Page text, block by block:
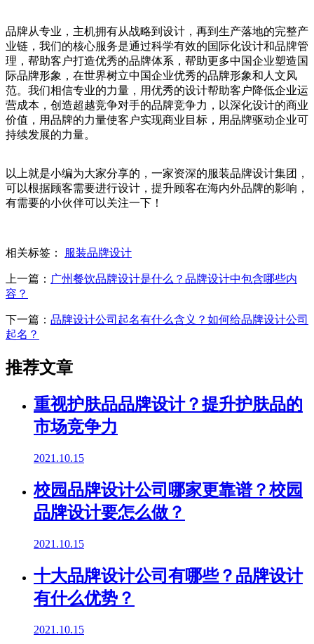
品牌从专业，主机拥有从战略到设计，再到生产落地的完整产
业链，我们的核心服务是通过科学有效的国际化设计和品牌管
理，帮助客户打造优秀的品牌体系，帮助更多中国企业塑造国
际品牌形象，在世界树立中国企业优秀的品牌形象和人文风
范。我们相信专业的力量，用优秀的设计帮助客户降低企业运
营成本，创造超越竞争对手的品牌竞争力，以深化设计的商业
价值，用品牌的力量使客户实现商业目标，用品牌驱动企业可
持续发展的力量。
以上就是小编为大家分享的，一家资深的服装品牌设计集团，
可以根据顾客需要进行设计，提升顾客在海内外品牌的影响，
有需要的小伙伴可以关注一下！
相关标签： 服装品牌设计
上一篇： 广州餐饮品牌设计是什么？品牌设计中包含哪些内
容？
下一篇： 品牌设计公司起名有什么含义？如何给品牌设计公司
起名？
推荐文章
重视护肤品品牌设计？提升护肤品的
市场竞争力
2021.10.15
校园品牌设计公司哪家更靠谱？校园
品牌设计要怎么做？
2021.10.15
十大品牌设计公司有哪些？品牌设计
有什么优势？
2021.10.15